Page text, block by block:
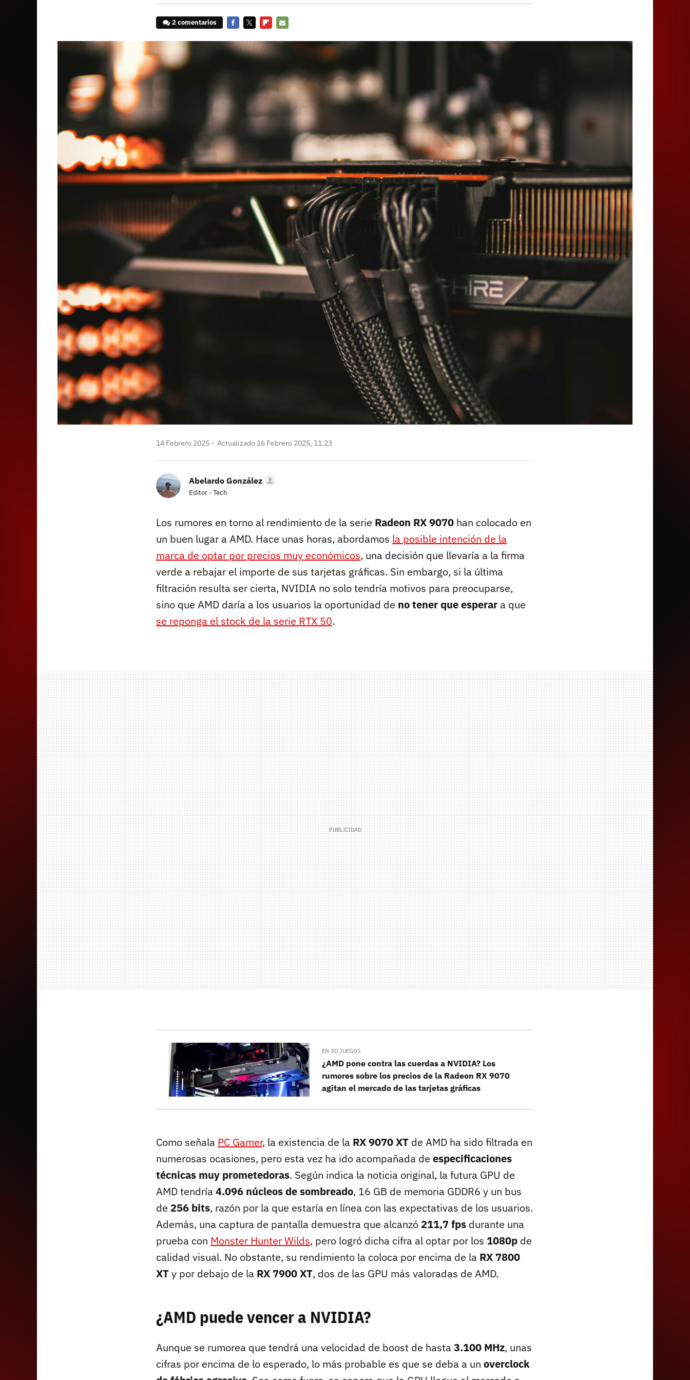
2 comentarios
14 Febrero 2025 Actualizado 16 Febrero 2025, 11:23
Abelardo González
Editor - Tech
Los rumores en torno al rendimiento de la serie Radeon RX 9070 han colocado en
un buen lugar a AMD. Hace unas horas, abordamos la posible intención de la
marca de optar por precios muy económicos, una decisión que llevaría a la firma
verde a rebajar el importe de sus tarjetas gráficas. Sin embargo, si la última
filtración resulta ser cierta, NVIDIA no solo tendría motivos para preocuparse,
sino que AMD daría a los usuarios la oportunidad de no tener que esperar a que
se reponga el stock de la serie RTX 50.
EN 3D JUEGOS
¿AMD pone contra las cuerdas a NVIDIA? Los
rumores sobre los precios de la Radeon RX 9070
agitan el mercado de las tarjetas gráficas
Como señala PC Gamer, la existencia de la RX 9070 XT de AMD ha sido filtrada en
numerosas ocasiones, pero esta vez ha ido acompañada de especificaciones
técnicas muy prometedoras. Según indica la noticia original, la futura GPU de
AMD tendría 4.096 núcleos de sombreado, 16 GB de memoria GDDR6 y un bus
de 256 bits, razón por la que estaría en línea con las expectativas de los usuarios.
Además, una captura de pantalla demuestra que alcanzó 211,7 fps durante una
prueba con Monster Hunter Wilds, pero logró dicha cifra al optar por los 1080p de
calidad visual. No obstante, su rendimiento la coloca por encima de la RX 7800
XTy por debajo de la RX 7900 XT, dos de las GPU más valoradas de AMD.
¿AMD puede vencer a NVIDIA?
Aunque se rumorea que tendrá una velocidad de boost de hasta 3.100 MHz, unas
cifras por encima de lo esperado, lo más probable es que se deba a un overclock